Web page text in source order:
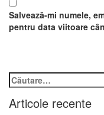
Salvează-mi numele,
pentru data viitoare
Caută
după:
Articole recente